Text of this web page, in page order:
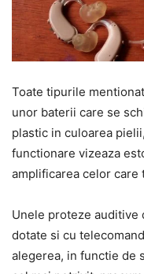
Toate tipurile
unor baterii care se
plastic in culoarea
functionare vizeaza
amplificarea celor care
Unele proteze
dotate si cu
alegerea, in functie de